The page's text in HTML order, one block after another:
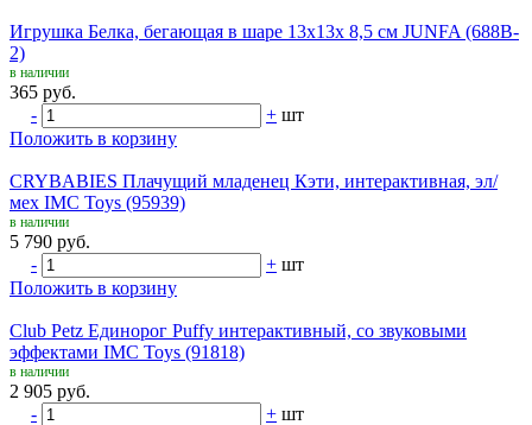
Игрушка Белка, бегающая в шаре 13х13х 8,5 см JUNFA (688B-
2)
в наличии
365 руб.
-
+ шт
Положить в корзину
CRYBABIES Плачущий младенец Кэти, интерактивная, эл/
мех IMC Toys (95939)
в наличии
5 790 руб.
-
+ шт
Положить в корзину
Club Petz Единорог Puffy интерактивный, со звуковыми
эффектами IMC Toys (91818)
в наличии
2 905 руб.
-
+ шт